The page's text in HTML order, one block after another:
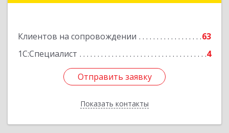
Клиентов на сопровождении
63
1С:Специалист
4
Отправить заявку
Показать контакты
Отправить заявку
Назад